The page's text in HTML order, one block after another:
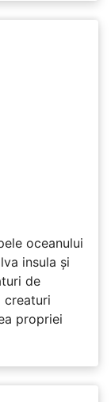
oceanului
insula și
de
creaturi
propriei